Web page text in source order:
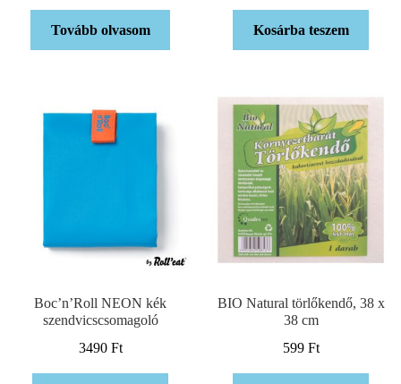
Tovább olvasom Kosárba teszem
Boc’n’Roll NEON kék
szendvicscsomagoló
3490 Ft
BIO Natural törlőkendő, 38 x
38 cm
599 Ft